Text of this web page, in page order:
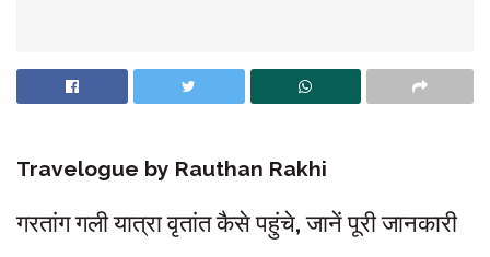
Travelogue by Rauthan Rakhi
गरतांग गली यात्रा वृतांत कैसे पहुंचे, जानें पूरी जानकारी